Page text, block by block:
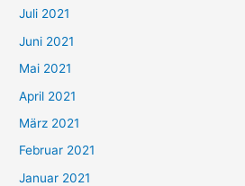
a
c
h
:
Juli 2021
Juni 2021
Mai 2021
April 2021
März 2021
Februar 2021
Januar 2021